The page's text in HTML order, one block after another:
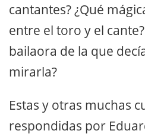
cantantes? ¿Qué
entre el toro y el
bailaora de la que
mirarla?
Estas y otras muchas
respondidas por